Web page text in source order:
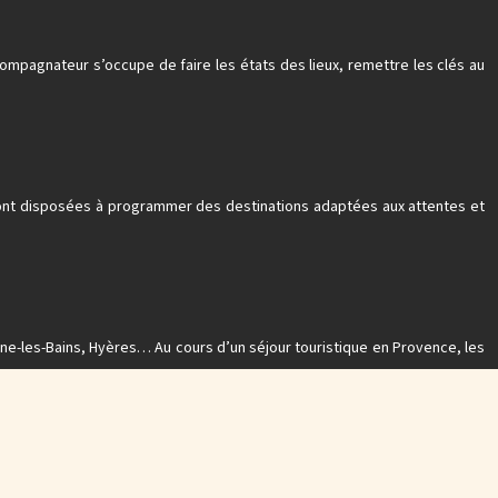
s’occupe de faire les états des lieux, remettre les clés au
disposées à programmer des destinations adaptées aux attentes et
les-Bains, Hyères… Au cours d’un séjour touristique en Provence, les